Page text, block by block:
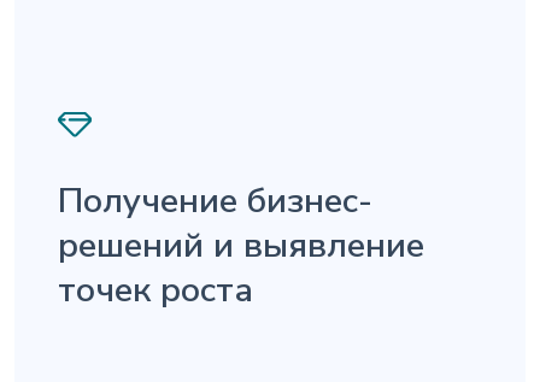
Получение бизнес-
решений и выявление
точек роста